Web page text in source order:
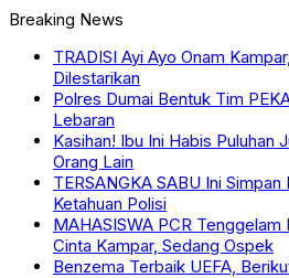
Breaking News
TRADISI Ayi Ayo Onam
Dilestarikan
Polres Dumai Bentuk Tim
Lebaran
Kasihan! Ibu Ini Habis Puluhan
Orang Lain
TERSANGKA SABU Ini
Ketahuan Polisi
MAHASISWA PCR Tenggelam
Cinta Kampar, Sedang Ospek
Benzema Terbaik UEFA,